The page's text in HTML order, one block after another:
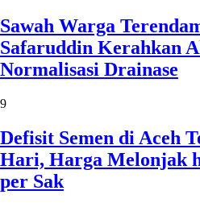
Sawah Warga
Safaruddin Kerahkan
Normalisasi Drainase
9
Defisit Semen di Aceh
Hari, Harga Melonjak
per Sak